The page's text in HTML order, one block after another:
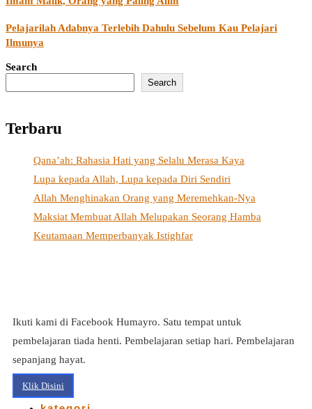
Pelajarilah Adabnya Terlebih Dahulu Sebelum Kau Pelajari
Ilmunya
Search
Search
Terbaru
Qana’ah: Rahasia Hati yang Selalu Merasa Kaya
Lupa kepada Allah, Lupa kepada Diri Sendiri
Allah Menghinakan Orang yang Meremehkan-Nya
Maksiat Membuat Allah Melupakan Seorang Hamba
Keutamaan Memperbanyak Istighfar
Ikuti kami di Facebook Humayro. Satu tempat untuk
pembelajaran tiada henti. Pembelajaran setiap hari. Pembelajaran
sepanjang hayat.
Klik Disini